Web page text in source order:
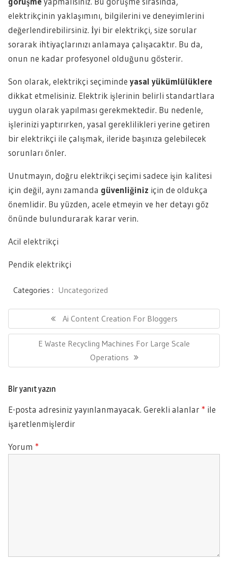
elektrikçinin yaklaşımını, bilgilerini ve deneyimlerini
değerlendirebilirsiniz. İyi bir elektrikçi, size sorular
sorarak ihtiyaçlarınızı anlamaya çalışacaktır. Bu da,
onun ne kadar profesyonel olduğunu gösterir.
Son olarak, elektrikçi seçiminde yasal yükümlülüklere
dikkat etmelisiniz. Elektrik işlerinin belirli standartlara
uygun olarak yapılması gerekmektedir. Bu nedenle,
işlerinizi yaptırırken, yasal gereklilikleri yerine getiren
bir elektrikçi ile çalışmak, ileride başınıza gelebilecek
sorunları önler.
Unutmayın, doğru elektrikçi seçimi sadece işin kalitesi
için değil, aynı zamanda güvenliğiniz için de oldukça
önemlidir. Bu yüzden, acele etmeyin ve her detayı göz
önünde bulundurarak karar verin.
Acil elektrikçi
Pendik elektrikçi
Categories : Uncategorized
Previous
Post:
Ai Content Creation For Bloggers
Next
E Waste Recycling Machines For Large Scale
Operations
Bir yanıt yazın
E-posta adresiniz yayınlanmayacak. Gerekli alanlar * ile
işaretlenmişlerdir
Yorum *